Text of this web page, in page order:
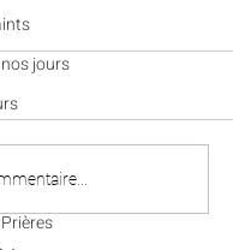
jours
(n°95) - Une
dépasse la
vie